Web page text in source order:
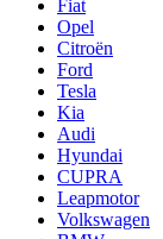
Fiat
Opel
Citroën
Ford
Tesla
Kia
Audi
Hyundai
CUPRA
Leapmotor
Volkswagen